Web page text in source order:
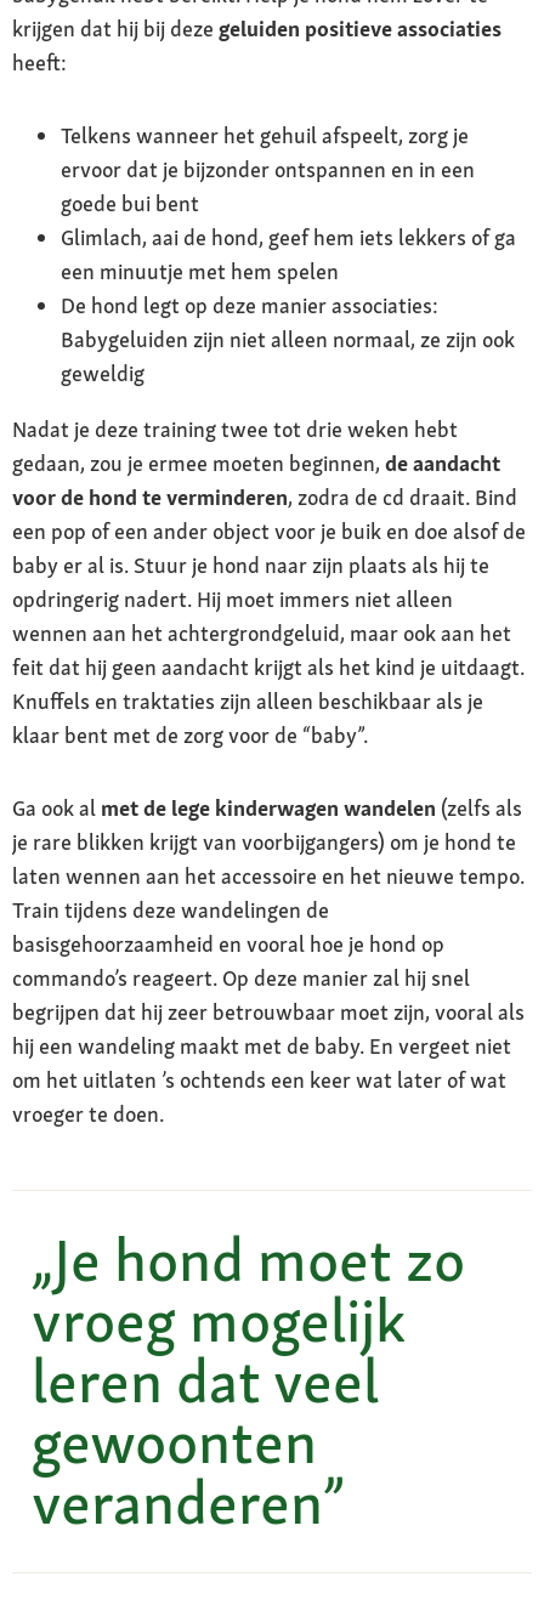
krijgen dat hij bij deze geluiden positieve associaties
heeft:
Telkens wanneer het gehuil afspeelt, zorg je
ervoor dat je bijzonder ontspannen en in een
goede bui bent
Glimlach, aai de hond, geef hem iets lekkers of ga
een minuutje met hem spelen
De hond legt op deze manier associaties:
Babygeluiden zijn niet alleen normaal, ze zijn ook
geweldig
Nadat je deze training twee tot drie weken hebt
gedaan, zou je ermee moeten beginnen, de aandacht
voor de hond te verminderen, zodra de cd draait. Bind
een pop of een ander object voor je buik en doe alsof de
baby er al is. Stuur je hond naar zijn plaats als hij te
opdringerig nadert. Hij moet immers niet alleen
wennen aan het achtergrondgeluid, maar ook aan het
feit dat hij geen aandacht krijgt als het kind je uitdaagt.
Knuffels en traktaties zijn alleen beschikbaar als je
klaar bent met de zorg voor de “baby”.
Ga ook al met de lege kinderwagen wandelen (zelfs als
je rare blikken krijgt van voorbijgangers) om je hond te
laten wennen aan het accessoire en het nieuwe tempo.
Train tijdens deze wandelingen de
basisgehoorzaamheid en vooral hoe je hond op
commando’s reageert. Op deze manier zal hij snel
begrijpen dat hij zeer betrouwbaar moet zijn, vooral als
hij een wandeling maakt met de baby. En vergeet niet
om het uitlaten ’s ochtends een keer wat later of wat
vroeger te doen.
„Je hond moet zo
vroeg mogelijk
leren dat veel
gewoonten
veranderen”